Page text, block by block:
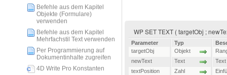
Befehle aus dem Kapitel
Objekte (Formulare)
verwenden
Befehle aus dem Kapitel
Mehrfachstil Text verwenden
Per Programmierung auf
Dokumentinhalte zugreifen
4D Write Pro Konstanten
WP SET TEXT ( targetObj ;
Parameter Typ
targetObj
Objekt
newText
Text
Text
textPosition
Zahl